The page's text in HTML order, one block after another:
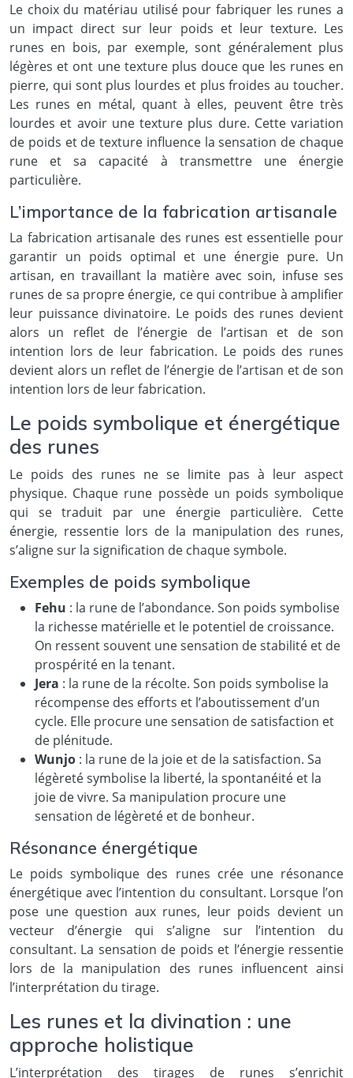
Le choix du matériau utilisé pour fabriquer les runes a
un impact direct sur leur poids et leur texture. Les
runes en bois, par exemple, sont généralement plus
légères et ont une texture plus douce que les runes en
pierre, qui sont plus lourdes et plus froides au toucher.
Les runes en métal, quant à elles, peuvent être très
lourdes et avoir une texture plus dure. Cette variation
de poids et de texture influence la sensation de chaque
rune et sa capacité à transmettre une énergie
particulière.
L’importance de la fabrication artisanale
La fabrication artisanale des runes est essentielle pour
garantir un poids optimal et une énergie pure. Un
artisan, en travaillant la matière avec soin, infuse ses
runes de sa propre énergie, ce qui contribue à amplifier
leur puissance divinatoire. Le poids des runes devient
alors un reflet de l’énergie de l’artisan et de son
intention lors de leur fabrication. Le poids des runes
devient alors un reflet de l’énergie de l’artisan et de son
intention lors de leur fabrication.
Le poids symbolique et énergétique
des runes
Le poids des runes ne se limite pas à leur aspect
physique. Chaque rune possède un poids symbolique
qui se traduit par une énergie particulière. Cette
énergie, ressentie lors de la manipulation des runes,
s’aligne sur la signification de chaque symbole.
Exemples de poids symbolique
Fehu : la rune de l’abondance. Son poids symbolise
la richesse matérielle et le potentiel de croissance.
On ressent souvent une sensation de stabilité et de
prospérité en la tenant.
Jera : la rune de la récolte. Son poids symbolise la
récompense des efforts et l’aboutissement d’un
cycle. Elle procure une sensation de satisfaction et
de plénitude.
Wunjo : la rune de la joie et de la satisfaction. Sa
légèreté symbolise la liberté, la spontanéité et la
joie de vivre. Sa manipulation procure une
sensation de légèreté et de bonheur.
Résonance énergétique
Le poids symbolique des runes crée une résonance
énergétique avec l’intention du consultant. Lorsque l’on
pose une question aux runes, leur poids devient un
vecteur d’énergie qui s’aligne sur l’intention du
consultant. La sensation de poids et l’énergie ressentie
lors de la manipulation des runes influencent ainsi
l’interprétation du tirage.
Les runes et la divination : une
approche holistique
L’interprétation des tirages de runes s’enrichit